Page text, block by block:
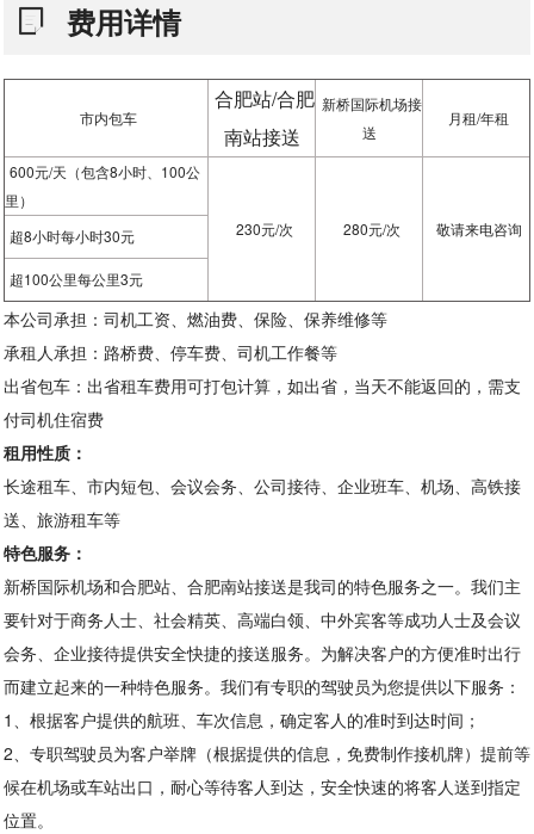
费用详情
市内包车
合肥站/合肥
南站接送
新桥国际机场接
送
月租/年租
600元/天（包含8小时、100公
里）
230元/次
280元/次 敬请来电咨询
超8小时每小时30元
超100公里每公里3元
本公司承担：司机工资、燃油费、保险、保养维修等
承租人承担：路桥费、停车费、司机工作餐等
出省包车：出省租车费用可打包计算，如出省，当天不能返回的，需支
付司机住宿费
租用性质：
长途租车、市内短包、会议会务、公司接待、企业班车、机场、高铁接
送、旅游租车等
特色服务：
新桥国际机场和合肥站、合肥南站接送是我司的特色服务之一。我们主
要针对于商务人士、社会精英、高端白领、中外宾客等成功人士及会议
会务、企业接待提供安全快捷的接送服务。为解决客户的方便准时出行
而建立起来的一种特色服务。我们有专职的驾驶员为您提供以下服务：
1、根据客户提供的航班、车次信息，确定客人的准时到达时间；
2、专职驾驶员为客户举牌（根据提供的信息，免费制作接机牌）提前等
候在机场或车站出口，耐心等待客人到达，安全快速的将客人送到指定
位置。